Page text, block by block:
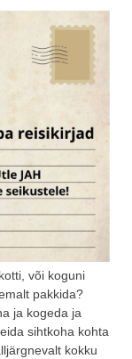
või koguni
pakkida?
ja kogeda ja
sihtkoha kohta
kokku